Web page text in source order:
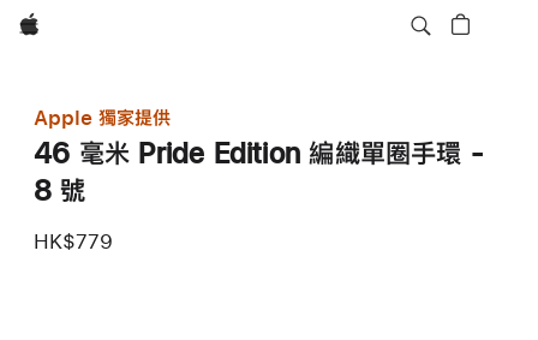
Apple
Apple 獨家提供
46 毫米 Pride Edition 編織單圈手環 -
8 號
HK$779